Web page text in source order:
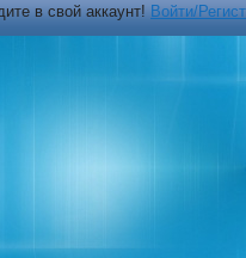
в свой аккаунт!Войти/